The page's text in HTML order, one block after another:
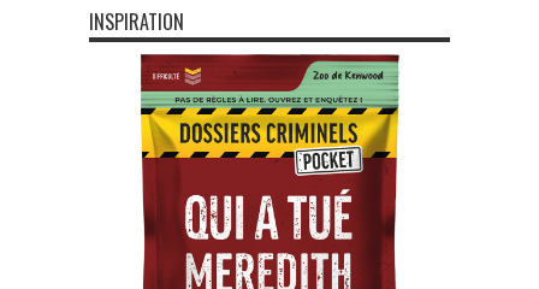
INSPIRATION